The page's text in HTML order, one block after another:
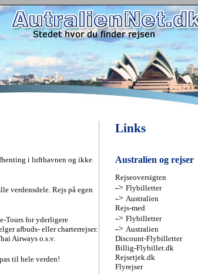
i lufthavnen og ikke
verdensdele. Rejs på egen
Tours for yderligere
afbuds- eller charterrejser.
Airways o.s.v.
til hele verden!
Links
Australien og rejser
Rejseoversigten
-> Flybilletter
-> Australien
Rejs-med
-> Flybilletter
-> Australien
Discount-Flybilletter
Billig-Flybillet.dk
Rejsetjek.dk
Flyrejser